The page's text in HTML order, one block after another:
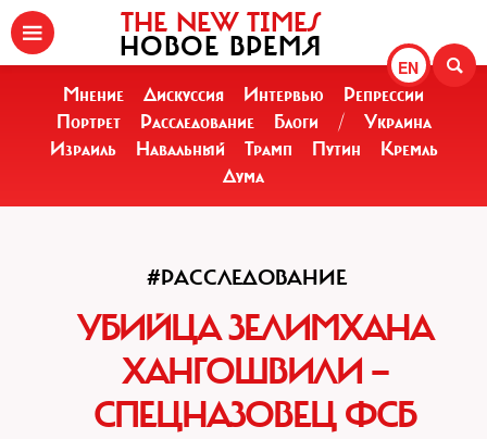
EN
THE NEW TIMES
НОВОЕ ВРЕМЯ
Мнение Дискуссия Интервью
Репрессии
Портрет
Расследование Блоги /
Украина
Израиль
Навальный Трамп Путин
Кремль
Дума
#РАССЛЕДОВАНИЕ
УБИЙЦА ЗЕЛИМХАНА
ХАНГОШВИЛИ —
СПЕЦНАЗОВЕЦ ФСБ